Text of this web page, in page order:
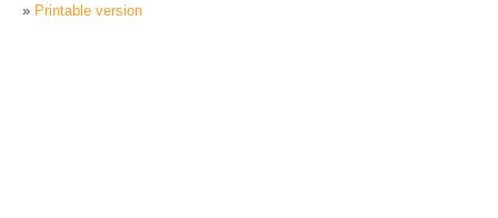
Printable version